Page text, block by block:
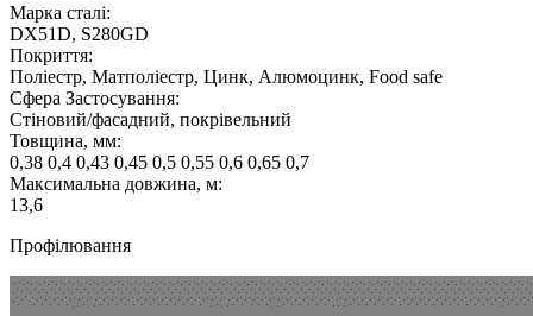
Марка сталі:
DX51D, S280GD
Покриття:
Поліестр, Матполіестр, Цинк, Алюмоцинк, Food safe
Сфера Застосування:
Стіновий/фасадний, покрівельний
Товщина, мм:
0,38 0,4 0,43 0,45 0,5 0,55 0,6 0,65 0,7
Максимальна довжина, м:
13,6
Профілювання